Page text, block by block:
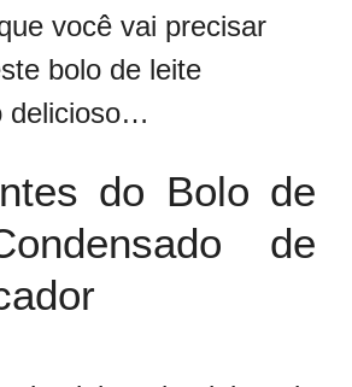
você vai precisar
bolo de leite
delicioso…
do Bolo de
de